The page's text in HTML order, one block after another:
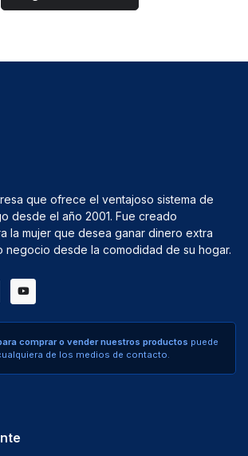
que ofrece el ventajoso sistema de
desde el año 2001. Fue creado
la mujer que desea ganar dinero extra
negocio desde la comodidad de su hogar.
comprar o vender nuestros productos puede
de los medios de contacto.